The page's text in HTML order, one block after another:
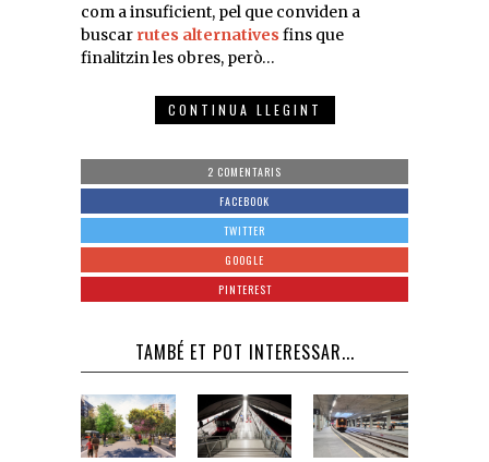
com a insuficient, pel que conviden a
buscar rutes alternatives fins que
finalitzin les obres, però…
CONTINUA LLEGINT
2 COMENTARIS
FACEBOOK
TWITTER
GOOGLE
PINTEREST
TAMBÉ ET POT INTERESSAR...